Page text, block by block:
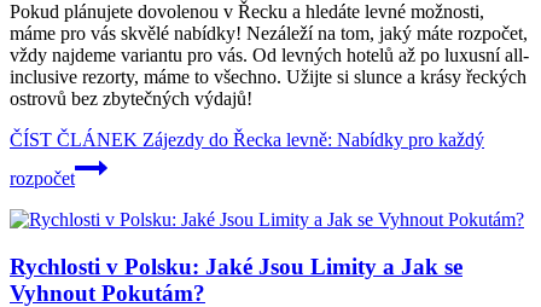
Pokud plánujete dovolenou v Řecku a hledáte levné možnosti,
máme pro vás skvělé nabídky! Nezáleží na tom, jaký máte rozpočet,
vždy najdeme variantu pro vás. Od levných hotelů až po luxusní all-
inclusive rezorty, máme to všechno. Užijte si slunce a krásy řeckých
ostrovů bez zbytečných výdajů!
ČÍST ČLÁNEK Zájezdy do Řecka levně: Nabídky pro každý
rozpočet
Rychlosti v Polsku: Jaké Jsou Limity a Jak se
Vyhnout Pokutám?